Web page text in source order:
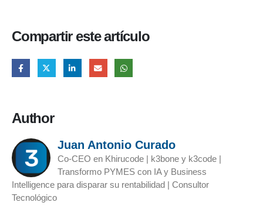
Compartir este artículo
Author
Juan Antonio Curado
Co-CEO en Khirucode | k3bone y k3code |
Transformo PYMES con IA y Business
Intelligence para disparar su rentabilidad | Consultor
Tecnológico